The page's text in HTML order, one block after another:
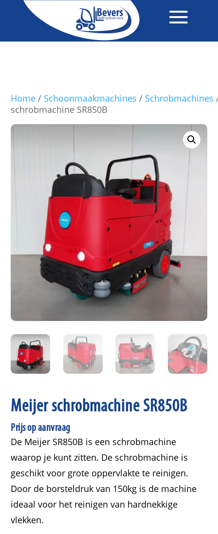
Home / Schoonmaakmachines / Schrobmachines
schrobmachine SR850B
Meijer schrobmachine SR850B
Prijs op aanvraag
De Meijer SR850B is een schrobmachine
waarop je kunt zitten. De schrobmachine is
geschikt voor grote oppervlakte te reinigen.
Door de borsteldruk van 150kg is de machine
ideaal voor het reinigen van hardnekkige
vlekken.